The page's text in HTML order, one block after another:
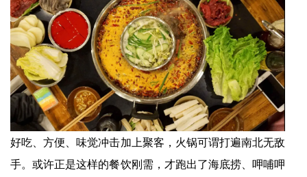
好吃、方便、味觉冲击加上聚客，火锅可谓打遍南北无敌
手。或许正是这样的餐饮刚需，才跑出了海底捞、呷哺呷